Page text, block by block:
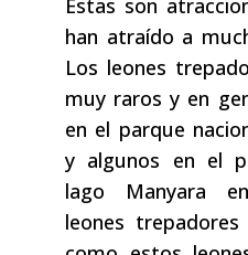
han atraído a
Los leones
muy raros y en
en el parque
y algunos en el
lago Manyara
leones